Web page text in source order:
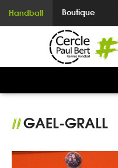
Handball Boutique
//GAEL-GRALL